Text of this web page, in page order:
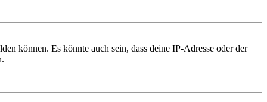
können. Es könnte auch sein, dass deine IP-Adresse oder der